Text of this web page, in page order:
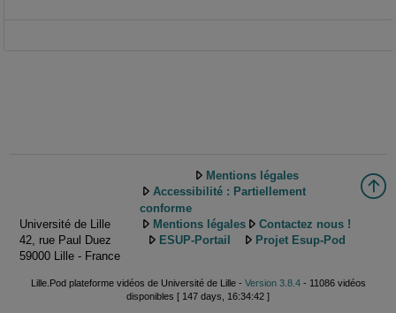
Université de Lille
42, rue Paul Duez
59000 Lille - France
Mentions légales
Accessibilité : Partiellement
conforme
Mentions légales
Contactez nous !
ESUP-Portail
Projet Esup-Pod
Lille.Pod plateforme vidéos de Université de Lille - Version 3.8.4- 11086 vidéos
disponibles [ 147 days, 16:34:42 ]